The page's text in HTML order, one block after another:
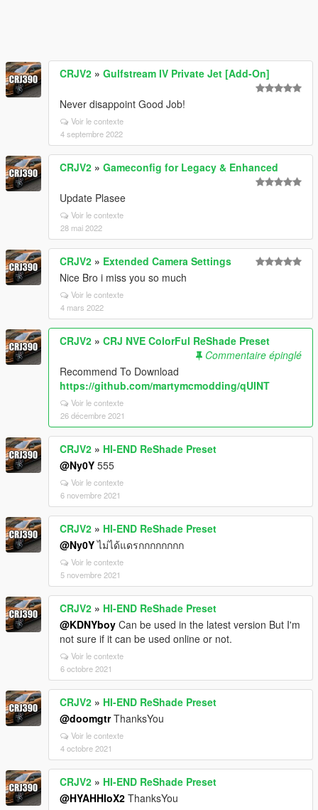
CRJV2 » Gulfstream IV Private Jet [Add-On]
Never disappoint Good Job!
Voir le contexte
4 septembre 2022
CRJV2 » Gameconfig for Legacy & Enhanced
Update Plasee
Voir le contexte
28 mai 2022
CRJV2 » Extended Camera Settings
Nice Bro i miss you so much
Voir le contexte
4 mars 2022
CRJV2 » CRJ NVE ColorFul ReShade Preset
Commentaire épinglé
Recommend To Download
https://github.com/martymcmodding/qUINT
Voir le contexte
26 décembre 2021
CRJV2 » HI-END ReShade Preset
@Ny0Y 555
Voir le contexte
6 novembre 2021
CRJV2 » HI-END ReShade Preset
@Ny0Yไม่ได้แดรกกกกกกกก
Voir le contexte
5 novembre 2021
CRJV2 » HI-END ReShade Preset
@KDNYboy Can be used in the latest version But I'm
not sure if it can be used online or not.
Voir le contexte
6 octobre 2021
CRJV2 » HI-END ReShade Preset
@doomgtrThanksYou
Voir le contexte
4 octobre 2021
CRJV2 » HI-END ReShade Preset
@HYAHHIoX2 ThanksYou